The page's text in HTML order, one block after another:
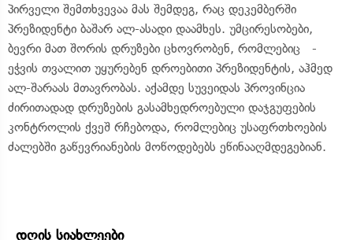
პირველი შემთხვევაა მას შემდეგ, რაც დეკემბერში
პრეზიდენტი ბაშარ ალ-ასადი დაამხეს. უმცირესობები,
ბევრი მათ შორის დრუზები ცხოვრობენ, რომლებიც -
ეჭვის თვალით უყურებენ დროებითი პრეზიდენტის, აჰმედ
ალ-შარაას მთავრობას. აქამდე სუვეიდას პროვინცია
ძირითადად დრუზების გასამხედროებული დაჯგუფების
კონტროლის ქვეშ რჩებოდა, რომლებიც უსაფრთხოების
ძალებში გაწევრიანების მოწოდებებს ეწინააღმდეგებიან.
დღის სიახლეები